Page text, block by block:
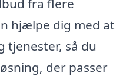
fra flere
hjælpe dig med at
tjenester, så du
der passer